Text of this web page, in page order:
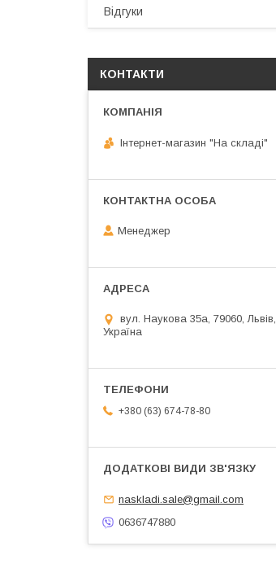
Відгуки
КОНТАКТИ
Інтернет-магазин "На складі"
Менеджер
вул. Наукова 35а, 79060, Львів,
Україна
+380 (63) 674-78-80
naskladi.sale@gmail.com
0636747880